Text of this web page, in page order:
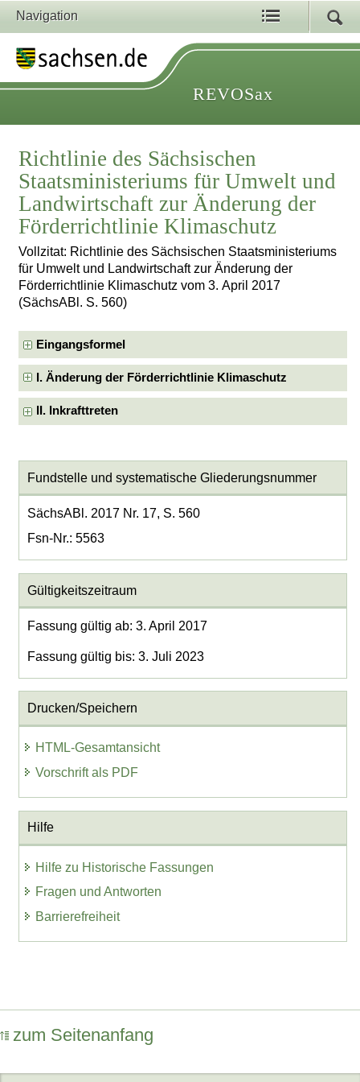
Navigation
REVOSax
Richtlinie des Sächsischen
Staatsministeriums für Umwelt und
Landwirtschaft zur Änderung der
Förderrichtlinie Klimaschutz
Vollzitat: Richtlinie des Sächsischen Staatsministeriums
für Umwelt und Landwirtschaft zur Änderung der
Förderrichtlinie Klimaschutz vom 3. April 2017
(SächsABl. S. 560)
Eingangsformel
I. Änderung der Förderrichtlinie Klimaschutz
II. Inkrafttreten
Fundstelle und systematische Gliederungsnummer
SächsABl. 2017 Nr. 17, S. 560
Fsn-Nr.: 5563
Gültigkeitszeitraum
Fassung gültig ab: 3. April 2017
Fassung gültig bis: 3. Juli 2023
Drucken/Speichern
HTML-Gesamtansicht
Vorschrift als PDF
Hilfe
Hilfe zu Historische Fassungen
Fragen und Antworten
Barrierefreiheit
zum Seitenanfang